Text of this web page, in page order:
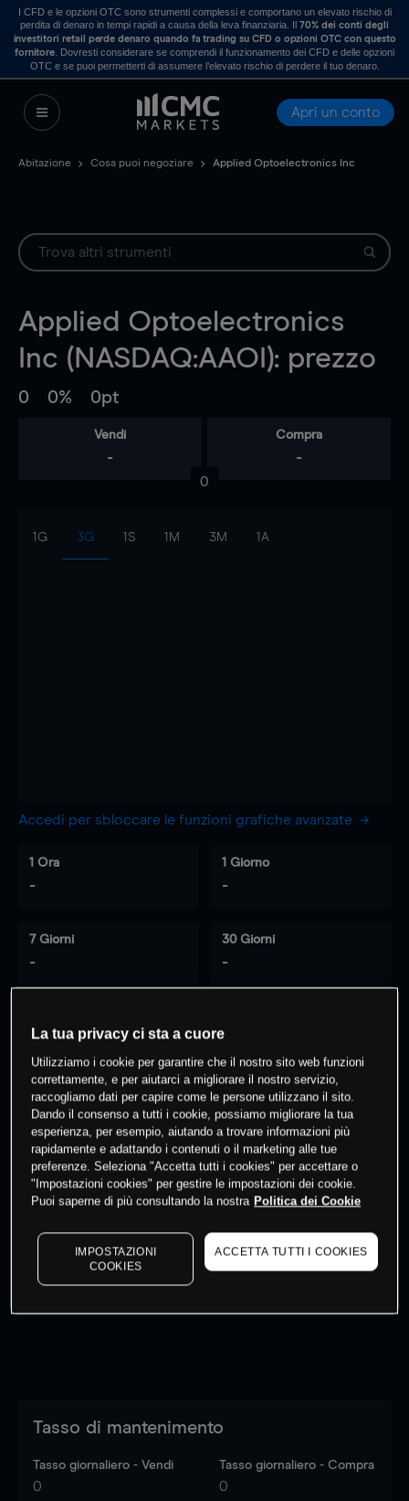
I CFD e le opzioni OTC sono strumenti complessi e comportano un elevato rischio di
perdita di denaro in tempi rapidi a causa della leva finanziaria. Il70% dei conti degli
investitori retail perde denaro quando fa trading su CFD o opzioni OTC con questo
fornitore . Dovresti considerare se comprendi il funzionamento dei CFD e delle opzioni
OTC e se puoi permetterti di assumere l’elevato rischio di perdere il tuo denaro.
Apri un conto
Abitazione Cosa puoi negoziare Applied Optoelectronics Inc
Applied Optoelectronics
Inc (NASDAQ:AAOI): prezzo
0 0% 0pt
Vendi
-
Compra
-
0
1G 3G 1S 1M 3M 1A
Accedi per sbloccare le funzioni grafiche avanzate
1 Ora
-
1 Giorno
-
7 Giorni
-
30 Giorni
-
0 % dei clienti hanno posizioni
questo prodotto
Fai trading
I prezzi sono solo indicativi. Accediper vedere gli ultimi
dati di mercato
to see latest market data
Tasso di mantenimento
Tasso giornaliero - Vendi
0
Tasso giornaliero - Compra
0
La tua privacy ci sta a cuore
Utilizziamo i cookie per garantire che il nostro sito web funzioni
correttamente, e per aiutarci a migliorare il nostro servizio,
raccogliamo dati per capire come le persone utilizzano il sito.
Dando il consenso a tutti i cookie, possiamo migliorare la tua
esperienza, per esempio, aiutando a trovare informazioni più
rapidamente e adattando i contenuti o il marketing alle tue
preferenze. Seleziona "Accetta tutti i cookies" per accettare o
"Impostazioni cookies" per gestire le impostazioni dei cookie.
Puoi saperne di più consultando la nostra Politica dei Cookie
IMPOSTAZIONI
COOKIES
ACCETTA TUTTI I COOKIES